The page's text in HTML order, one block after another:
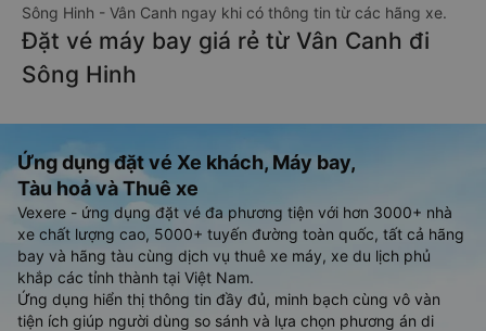
Sông Hinh - Vân Canh ngay khi có thông tin từ các hãng xe.
Đặt vé máy bay giá rẻ từ Vân Canh đi
Sông Hinh
Ứng dụng đặt vé Xe khách, Máy bay,
Tàu hoả và Thuê xe
Vexere - ứng dụng đặt vé đa phương tiện với hơn 3000+ nhà
xe chất lượng cao, 5000+ tuyến đường toàn quốc, tất cả hãng
bay và hãng tàu cùng dịch vụ thuê xe máy, xe du lịch phủ
khắp các tỉnh thành tại Việt Nam.
Ứng dụng hiển thị thông tin đầy đủ, minh bạch cùng vô vàn
tiện ích giúp người dùng so sánh và lựa chọn phương án di